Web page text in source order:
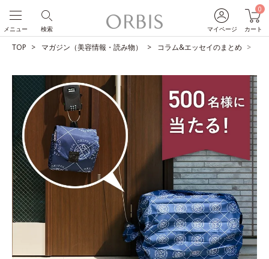
マイページ
0
カート
検索
メニュー
TOP マガジン（美容情報・読み物） コラム&エッセイのまとめ